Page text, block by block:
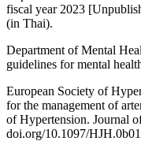
fiscal year 2023
(in Thai).
Department of Mental
guidelines for mental
European Society of
for the management of
of Hypertension. Journal
doi.org/10.1097/